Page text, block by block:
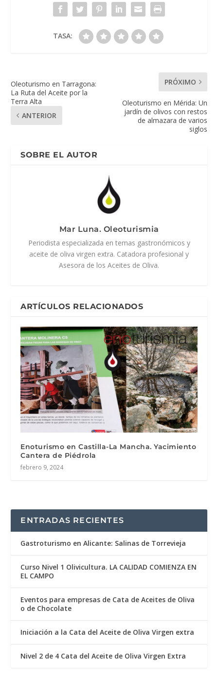
TASA:
Oleoturismo en Tarragona:
La Ruta del Aceite por la
Terra Alta
ANTERIOR
PRÓXIMO
Oleoturismo en Mérida: Un
jardín de olivos con restos
de almazara de varios
siglos
SOBRE EL AUTOR
Mar Luna. Oleoturismia
Periodista especializada en temas gastronómicos y
aceite de oliva virgen extra. Catadora profesional y
Asesora de los Aceites de Oliva.
ARTÍCULOS RELACIONADOS
Enoturismo en Castilla-La Mancha. Yacimiento
Cantera de Piédrola
febrero 9, 2024
ENTRADAS RECIENTES
Gastroturismo en Alicante: Salinas de Torrevieja
Curso Nivel 1 Olivicultura. LA CALIDAD COMIENZA EN
EL CAMPO
Eventos para empresas de Cata de Aceites de Oliva
o de Chocolate
Iniciación a la Cata del Aceite de Oliva Virgen extra
Nivel 2 de 4 Cata del Aceite de Oliva Virgen Extra